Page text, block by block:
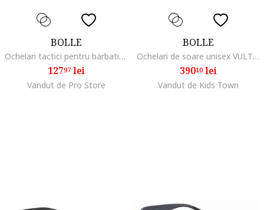
BOLLE
Ochelari tactici pentru barbati, Policarbonat, Protectie UVA/UVB, Negru
12797lei
Vandut de Pro Store
BOLLE
Ochelari de soare unisex VULTURE 58mmdqfwqd, Gri
39010lei
Vandut de Kids Town